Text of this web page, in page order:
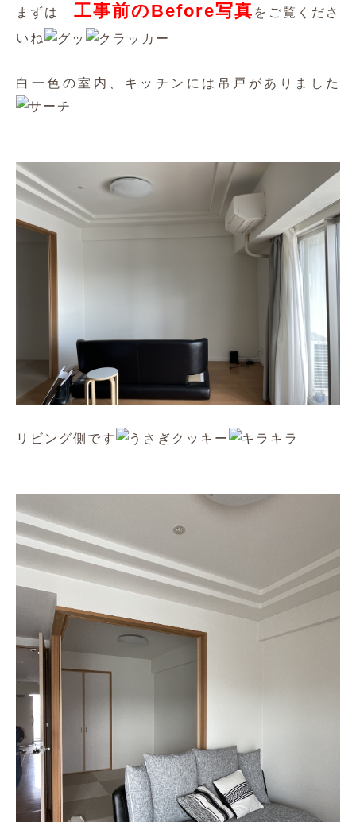
まずは 工事前のBefore写真 をご覧くださ
いね
白一色の室内、キッチンには吊戸がありました
リビング側です